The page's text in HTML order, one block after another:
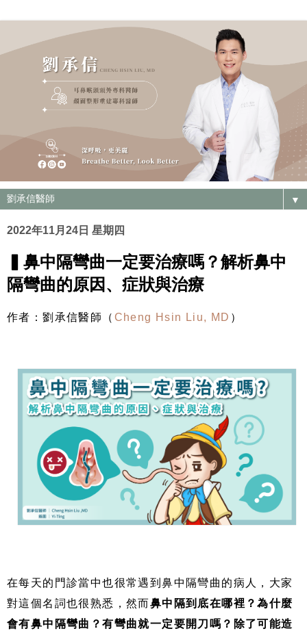
▼
2022年11月24日 星期四
▍鼻中隔彎曲一定要治療嗎？解析鼻中
隔彎曲的原因、症狀與治療
作者：劉承信醫師（ Cheng Hsin Liu, MD ）
在每天的門診當中也很常遇到鼻中隔彎曲的病人，大家
對這個名詞也很熟悉，然而鼻中隔到底在哪裡？為什麼
會有鼻中隔彎曲？有彎曲就一定要開刀嗎？除了可能造